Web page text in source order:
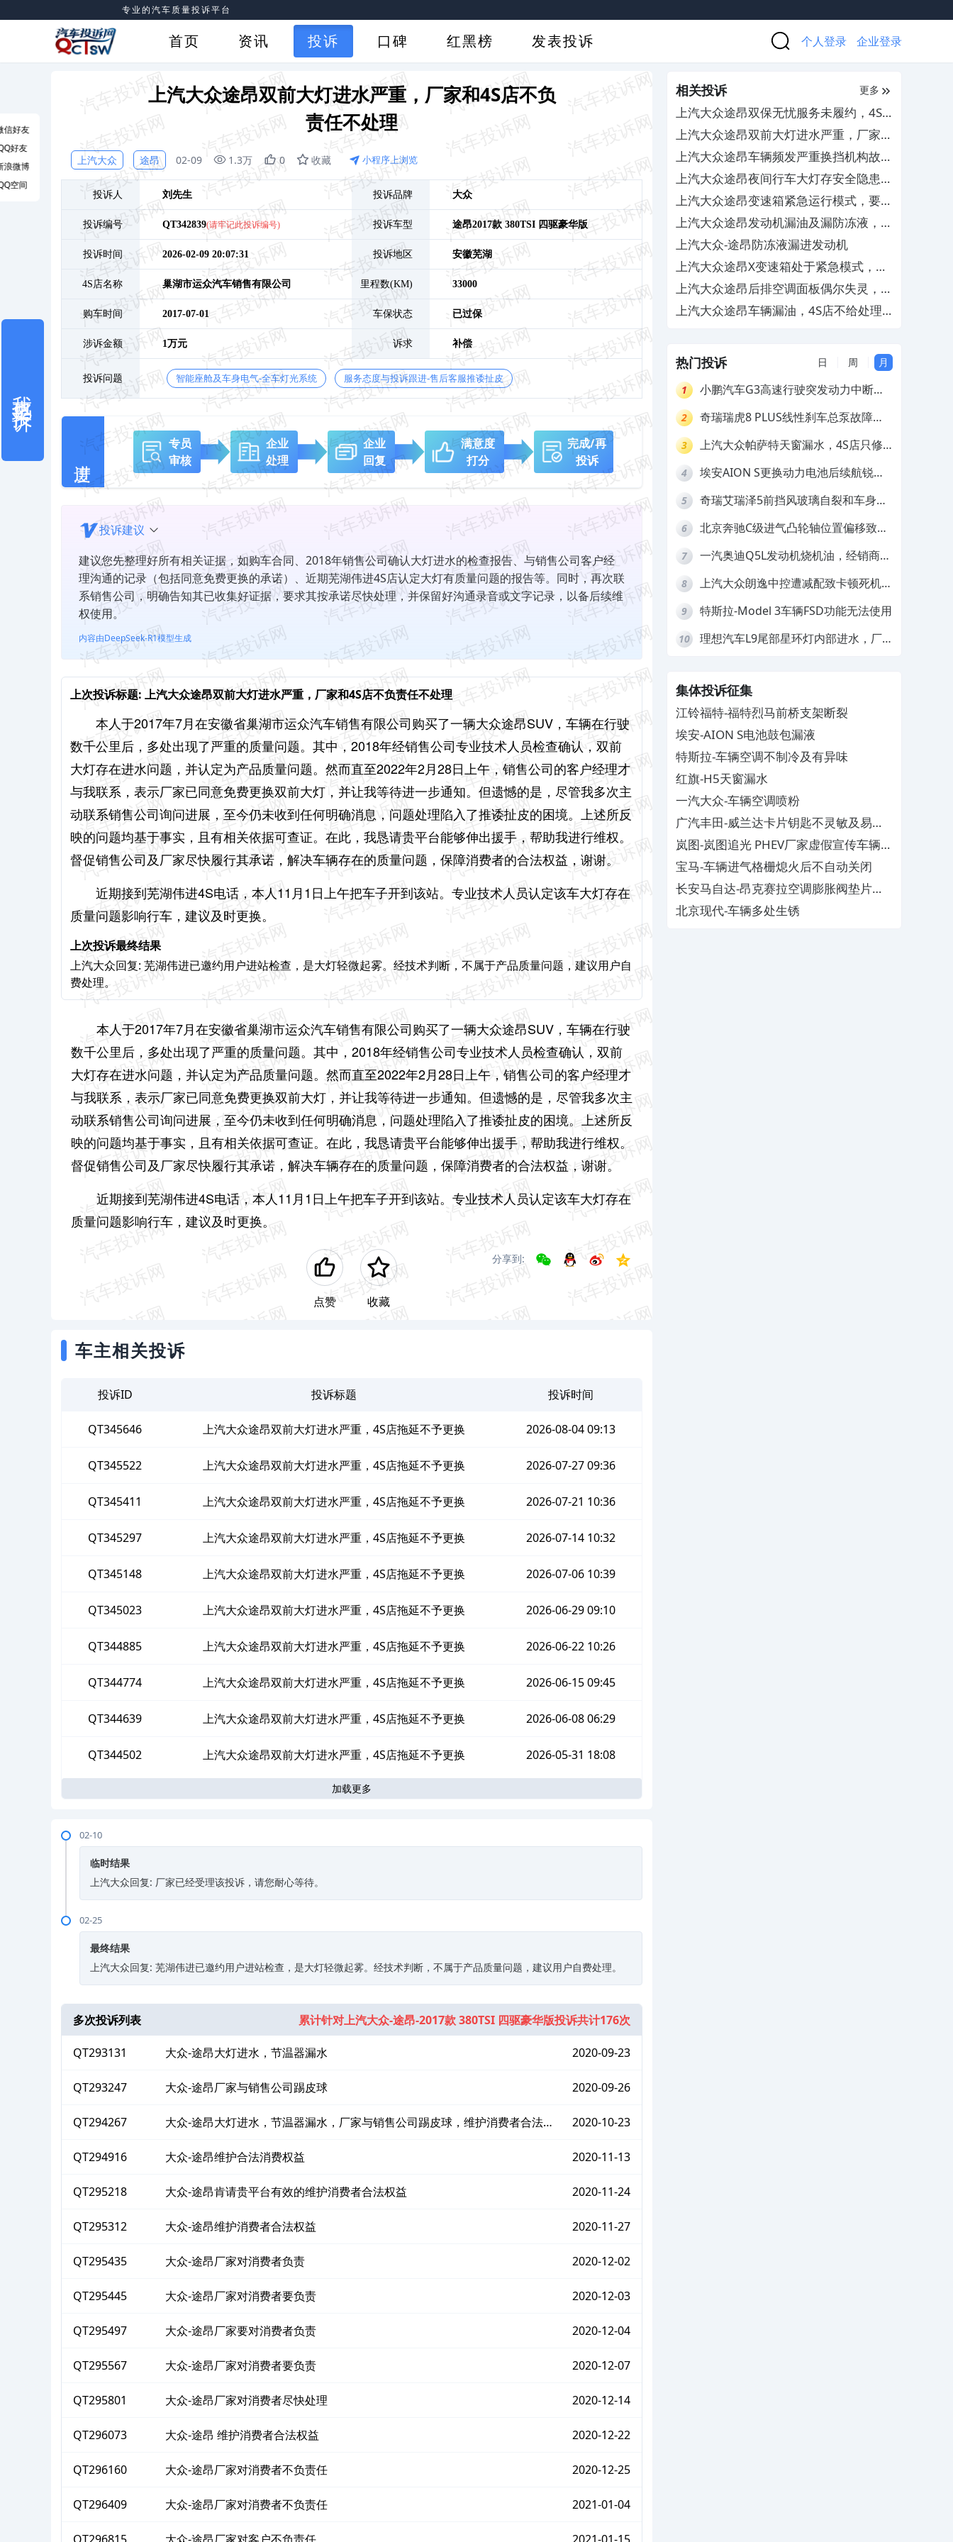
专业的汽车质量投诉平台
首页 资讯 投诉 口碑 红黑榜 发表投诉 个人登录 企业登录
上汽大众途昂双前大灯进水严重，厂家和4S店不负
责任不处理
上汽大众 途昂 02-09 1.3万 0 收藏 小程序上浏览
投诉人 刘 先生 投诉品牌 大众
投诉编号 QT342839(请牢记此投诉编号) 投诉车型 途昂2017款 380TSI 四驱豪华版
投诉时间 2026-02-09 20:07:31 投诉地区 安徽芜湖
4S店名称 巢湖市运众汽车销售有限公司 里程数(KM) 33000
购车时间 2017-07-01 车保状态 已过保
涉诉金额 1万元 诉求 补偿
投诉问题 智能座舱及车身电气-全车灯光系统 服务态度与投诉跟进-售后客服推诿扯皮
专员
审核
企业
处理
企业
回复
满意度
打分
完成/再
投诉
投诉建议
建议您先整理好所有相关证据，如购车合同、2018年销售公司确认大灯进水的检查报告、与销售公司客户经
理沟通的记录（包括同意免费更换的承诺）、近期芜湖伟进4S店认定大灯有质量问题的报告等。同时，再次联
系销售公司，明确告知其已收集好证据，要求其按承诺尽快处理，并保留好沟通录音或文字记录，以备后续维
权使用。
内容由DeepSeek-R1模型生成
上次投诉标题: 上汽大众途昂双前大灯进水严重，厂家和4S店不负责任不处理
本人于2017年7月在安徽省巢湖市运众汽车销售有限公司购买了一辆大众途昂SUV，车辆在行驶
数千公里后，多处出现了严重的质量问题。其中，2018年经销售公司专业技术人员检查确认，双前
大灯存在进水问题，并认定为产品质量问题。然而直至2022年2月28日上午，销售公司的客户经理才
与我联系，表示厂家已同意免费更换双前大灯，并让我等待进一步通知。但遗憾的是，尽管我多次主
动联系销售公司询问进展，至今仍未收到任何明确消息，问题处理陷入了推诿扯皮的困境。上述所反
映的问题均基于事实，且有相关依据可查证。在此，我恳请贵平台能够伸出援手，帮助我进行维权。
督促销售公司及厂家尽快履行其承诺，解决车辆存在的质量问题，保障消费者的合法权益，谢谢。
近期接到芜湖伟进4S电话，本人11月1日上午把车子开到该站。专业技术人员认定该车大灯存在
质量问题影响行车，建议及时更换。
上次投诉最终结果
上汽大众回复: 芜湖伟进已邀约用户进站检查，是大灯轻微起雾。经技术判断，不属于产品质量问题，建议用户自
费处理。
本人于2017年7月在安徽省巢湖市运众汽车销售有限公司购买了一辆大众途昂SUV，车辆在行驶
数千公里后，多处出现了严重的质量问题。其中，2018年经销售公司专业技术人员检查确认，双前
大灯存在进水问题，并认定为产品质量问题。然而直至2022年2月28日上午，销售公司的客户经理才
与我联系，表示厂家已同意免费更换双前大灯，并让我等待进一步通知。但遗憾的是，尽管我多次主
动联系销售公司询问进展，至今仍未收到任何明确消息，问题处理陷入了推诿扯皮的困境。上述所反
映的问题均基于事实，且有相关依据可查证。在此，我恳请贵平台能够伸出援手，帮助我进行维权。
督促销售公司及厂家尽快履行其承诺，解决车辆存在的质量问题，保障消费者的合法权益，谢谢。
近期接到芜湖伟进4S电话，本人11月1日上午把车子开到该站。专业技术人员认定该车大灯存在
质量问题影响行车，建议及时更换。
点赞 收藏
分享到:
车主相关投诉
投诉ID 投诉标题 投诉时间
QT345646 上汽大众途昂双前大灯进水严重，4S店拖延不予更换 2026-08-04 09:13
QT345522 上汽大众途昂双前大灯进水严重，4S店拖延不予更换 2026-07-27 09:36
QT345411 上汽大众途昂双前大灯进水严重，4S店拖延不予更换 2026-07-21 10:36
QT345297 上汽大众途昂双前大灯进水严重，4S店拖延不予更换 2026-07-14 10:32
QT345148 上汽大众途昂双前大灯进水严重，4S店拖延不予更换 2026-07-06 10:39
QT345023 上汽大众途昂双前大灯进水严重，4S店拖延不予更换 2026-06-29 09:10
QT344885 上汽大众途昂双前大灯进水严重，4S店拖延不予更换 2026-06-22 10:26
QT344774 上汽大众途昂双前大灯进水严重，4S店拖延不予更换 2026-06-15 09:45
QT344639 上汽大众途昂双前大灯进水严重，4S店拖延不予更换 2026-06-08 06:29
QT344502 上汽大众途昂双前大灯进水严重，4S店拖延不予更换 2026-05-31 18:08
加载更多
02-10
临时结果
上汽大众回复: 厂家已经受理该投诉，请您耐心等待。
02-25
最终结果
上汽大众回复: 芜湖伟进已邀约用户进站检查，是大灯轻微起雾。经技术判断，不属于产品质量问题，建议用户自费处理。
多次投诉列表 累计针对上汽大众-途昂-2017款 380TSI 四驱豪华版投诉共计176次
QT293131 大众-途昂大灯进水，节温器漏水 2020-09-23
QT293247 大众-途昂厂家与销售公司踢皮球 2020-09-26
QT294267
大众-途昂大灯进水，节温器漏水，厂家与销售公司踢皮球，维护消费者合法权
2020-10-23
QT294916 大众-途昂维护合法消费权益 2020-11-13
QT295218 大众-途昂肯请贵平台有效的维护消费者合法权益 2020-11-24
QT295312 大众-途昂维护消费者合法权益 2020-11-27
QT295435 大众-途昂厂家对消费者负责 2020-12-02
QT295445 大众-途昂厂家对消费者要负责 2020-12-03
QT295497 大众-途昂厂家要对消费者负责 2020-12-04
QT295567 大众-途昂厂家对消费者要负责 2020-12-07
QT295801 大众-途昂厂家对消费者尽快处理 2020-12-14
QT296073 大众-途昂 维护消费者合法权益 2020-12-22
QT296160 大众-途昂厂家对消费者不负责任 2020-12-25
QT296409 大众-途昂厂家对消费者不负责任 2021-01-04
相关投诉 更多
上汽大众途昂双保无忧服务未履约，4S
店跑路无人管
上汽大众途昂双前大灯进水严重，厂家和
4S店不负责任不处理
上汽大众途昂车辆频发严重换挡机构故
障，要求厂家予以退车
上汽大众途昂夜间行车大灯存安全隐患，
4S店无法调整解决
上汽大众途昂变速箱紧急运行模式，要求
免费更换TCU
上汽大众途昂发动机漏油及漏防冻液，
4S查不出原因无法解决
上汽大众-途昂防冻液漏进发动机
上汽大众途昂X变速箱处于紧急模式，导
致缺失奇数挡位
上汽大众途昂后排空调面板偶尔失灵，售
后置之不理
上汽大众途昂车辆漏油，4S店不给处理
热门投诉 日 周 月
1
小鹏汽车G3高速行驶突发动力中断，
2
奇瑞瑞虎8 PLUS线性刹车总泵故障，
3
上汽大众帕萨特天窗漏水，4S店只修
4
埃安AION S更换动力电池后续航锐
5
奇瑞艾瑞泽5前挡风玻璃自裂和车身多
6
北京奔驰C级进气凸轮轴位置偏移致发
7
一汽奥迪Q5L发动机烧机油，经销商推
8
上汽大众朗逸中控遭减配致卡顿死机，
9 特斯拉-Model 3车辆FSD功能无法使用
10
理想汽车L9尾部星环灯内部进水，厂
集体投诉征集
江铃福特-福特烈马前桥支架断裂
埃安-AION S电池鼓包漏液
特斯拉-车辆空调不制冷及有异味
红旗-H5天窗漏水
一汽大众-车辆空调喷粉
广汽丰田-威兰达卡片钥匙不灵敏及易消
磁
岚图-岚图追光 PHEV厂家虚假宣传车辆配
置与功能
宝马-车辆进气格栅熄火后不自动关闭
长安马自达-昂克赛拉空调膨胀阀垫片生
锈
北京现代-车辆多处生锈
信好友
好友
浪微博
空间